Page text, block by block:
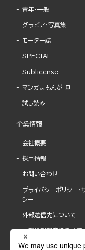
青年・一般
グラビア・写真集
モーター誌
SPECIAL
Sublicense
マンガよもんが
試し読み
企業情報
会社概要
採用情報
お問い合わせ
プライバシーポリシー・
シー
外部送信先について
内部通報制度について